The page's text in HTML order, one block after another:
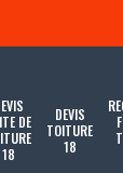
DE
18
DEVIS
TOITURE
18